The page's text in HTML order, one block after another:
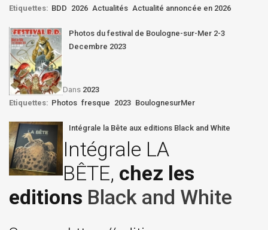
Etiquettes: BDD 2026 Actualités Actualité annoncée en 2026
Photos du festival de Boulogne-sur-Mer 2-3
Decembre 2023
Dans 2023
Etiquettes: Photos fresque 2023 BoulognesurMer
Intégrale la Bête aux editions Black and White
Intégrale LA
BÊTE, chez les
editions Black and White